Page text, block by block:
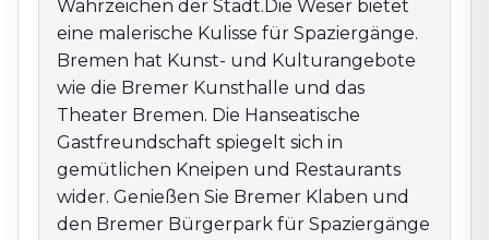
Wahrzeichen der Stadt.Die Weser bietet
eine malerische Kulisse für Spaziergänge.
Bremen hat Kunst- und Kulturangebote
wie die Bremer Kunsthalle und das
Theater Bremen. Die Hanseatische
Gastfreundschaft spiegelt sich in
gemütlichen Kneipen und Restaurants
wider. Genießen Sie Bremer Klaben und
den Bremer Bürgerpark für Spaziergänge